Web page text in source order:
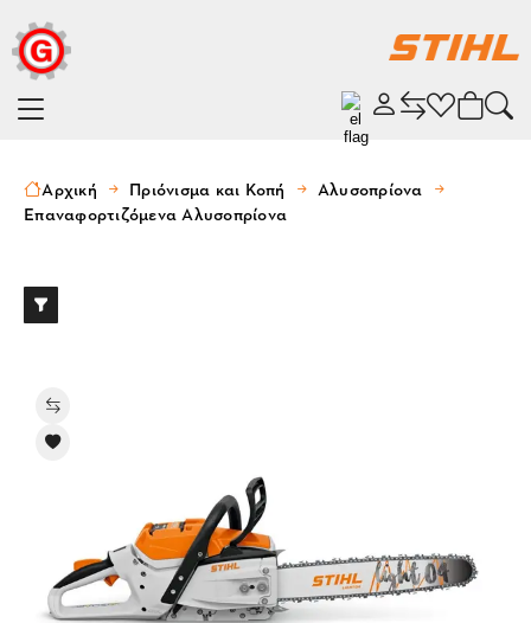
Αρχική Πριόνισμα και Κοπή
Αλυσοπρίονα
Επαναφορτιζόμενα Αλυσοπρίονα